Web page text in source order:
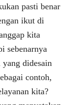
pasti benar
ikut di
kita
sebenarnya
didesain
contoh,
kita?